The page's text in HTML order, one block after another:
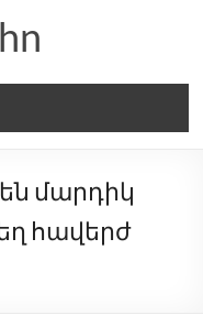
մարդիկ
հավերժ